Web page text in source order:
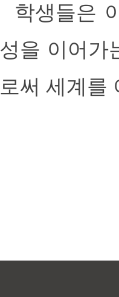
학생들은
성을 이어가
로써 세계를